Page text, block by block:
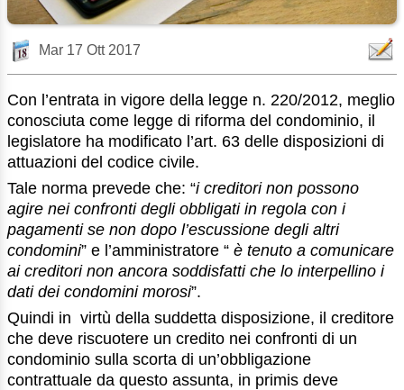
Mar 17 Ott 2017
Con l’entrata in vigore della legge n. 220/2012, meglio
conosciuta come legge di riforma del condominio, il
legislatore ha modificato l’art. 63 delle disposizioni di
attuazioni del codice civile.
Tale norma prevede che: “i creditori non possono
agire nei confronti degli obbligati in regola con i
pagamenti se non dopo l’escussione degli altri
condomini” e l’amministratore “ è tenuto a comunicare
ai creditori non ancora soddisfatti che lo interpellino i
dati dei condomini morosi”.
Quindi in virtù della suddetta disposizione, il creditore
che deve riscuotere un credito nei confronti di un
condominio sulla scorta di un’obbligazione
contrattuale da questo assunta, in primis deve